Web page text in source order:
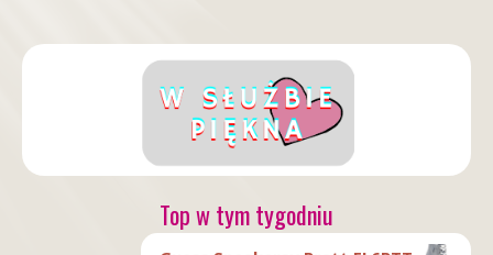
Top w tym tygodniu